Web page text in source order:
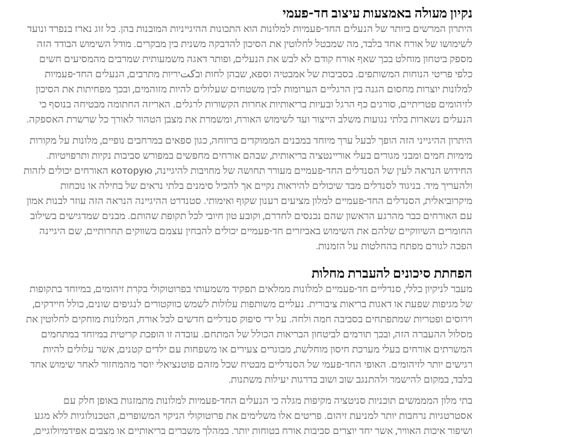
נקיון מעולה באמצעות עיצוב חד-פעמי
היתרון המרשים ביותר של הנעלים החד-פעמיות למלונות הוא התכונות ההיגייניות המובנות בהן. כל זוג נארז בנפרד ונועד
לשימושו של אורח אחד בלבד, מה שמבטל לחלוטין את הסיכון להדבקה משנית בין מבקרים. מודל השימוש הבודד הזה
מספק ביטחון מוחלט בכך שאף אורח קודם לא לבש את הנעלים, ופותר דאגה משמעותית שמרבים מהמסיעים חשים
כלפי פריטי הנוחות המשותפים. בסביבות של אמבטיה וספא, שבהן לחות ובكتיריות מתרבים, הנעלים החד-פעמיות
למלונות יוצרות מחסום הגנה בין הרגליים הערומות לבין משטחים שעלולים להיות מזוהמים, ובכך מפחיתות את הסיכון
לזיהומים פטריתיים, סורגים כף הרגל ובעיות בריאותיות אחרות הקשורות לרגלים. האריזה החתומה מבטיחה בנוסף כי
הנעלים נשארות בלתי נגועות משלב הייצור ועד לשימוש האורח, ומשמרת את מצבן הטהור לאורך כל שרשרת האספקה.
היתרון ההיגייני הזה הופך לבעל ערך מיוחד במבנים הממוקדים ברווחה, כגון ספאים במרחבים נופיים, מלונות על מקורות
מימיות חמים ומבני מגורים בעלי אוריינטציה בריאותית, שבהם אורחים מחפשים במפורש סביבות נקיות ותרפויטיות.
החידוש הנראה לעין של הסנדלים החד-פעמיים מעורר תחושה של מחויבות להיגיינה, которую האורחים יכולים לזהות
ולהעריך מיד. בניגוד לסנדלים מבד שיכולים להיראות נקיים אך להכיל סימנים בלתי נראים של בחילה או נוכחות
מיקרוביאלית, הסנדלים החד-פעמיים למלון מציעים רענון שקוף ואימותי. סטנדרט ההיגיינה הנראה הזה עוזר לבנות אמון
עם האורחים כבר מהרגע הראשון שהם נכנסים לחדרם, וקובע טון חיובי לכל תקופת שהותם. מבנים שמדגישים בשילוב
החומרים השיווקיים שלהם את השימוש באביזרים חד-פעמיים יכולים להבחין עצמם בשווקים תחרותיים, שם היגיינה
הפכה לגורם מפתח בהחלטות על הזמנות.
הפחתת סיכונים להעברת מחלות
מעבר לניקיון כללי, סנדליים חד-פעמיים למלונות ממלאים תפקיד משמעותי בפרוטוקולי בקרת זיהומים, במיוחד בתקופות
של מגיפות שפעת או דאגות בריאות ציבורית. נעליים משותפות עלולות לשמש כווקטורים לנגיפים שונים, כולל חיידקים,
וירוסים ופטריות שמתפתחים בסביבה חמה ולחה. על ידי סיפוק סנדליים חדשים לכל אורח, המלונות מוחקים לחלוטין את
מסלול ההעברה הזה, ובכך תורמים לביטחון הבריאות הכולל של המתחם. עובדה זו הופכת קריטית במיוחד במתחמים
המשרתים אורחים בעלי מערכת חיסון מוחלשת, מבוגרים צעירים או משפחות עם ילדים קטנים, אשר עלולים להיות
רגישים יותר לזיהומים. האופי החד-פעמי של הסנדליים מבטיח שכל מזהם פוטנציאלי יוסר מהמחזור לאחר שימוש אחד
בלבד, במקום להישמר ולהתנגב שוב ושוב בדרגות יעילות משתנות.
בתי מלון המממשים תוכניות סניטציה מקיפות מגלה כי הנעלים החד-פעמיות למלונות מתמזגות באופן חלק עם
אסטרטגיות נרחבות יותר למניעת זיהום. פריטים אלו משלימים את פרוטוקולי הניקוי המשופרים, הטכנולוגיות ללא מגע
ושיפור איכות האוויר, אשר יחד יוצרים סביבות אורח בטוחות יותר. במהלך משברים בריאותיים או מצבים אפידמיולוגיים,